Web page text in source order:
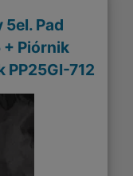
Pad
+ Piórnik
PP25GI-712